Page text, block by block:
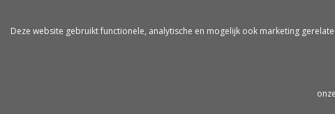
Deze website gebruikt functionele, analytische en mogelijk ook marketing
onze